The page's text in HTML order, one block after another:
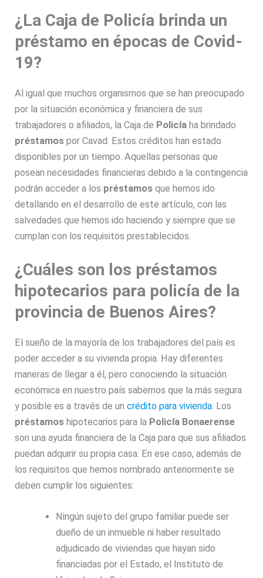
¿La Caja de Policía brinda un
préstamo en épocas de Covid-
19?
Al igual que muchos organismos que se han preocupado
por la situación económica y financiera de sus
trabajadores o afiliados, la Caja de Policía ha brindado
préstamospor Cavad. Estos créditos han estado
disponibles por un tiempo. Aquellas personas que
posean necesidades financieras debido a la contingencia
podrán acceder a los préstamosque hemos ido
detallando en el desarrollo de este artículo, con las
salvedades que hemos ido haciendo y siempre que se
cumplan con los requisitos prestablecidos.
¿Cuáles son los préstamos
hipotecarios para policía de la
provincia de Buenos Aires?
El sueño de la mayoría de los trabajadores del país es
poder acceder a su vivienda propia. Hay diferentes
maneras de llegar a él, pero conociendo la situación
económica en nuestro país sabemos que la más segura
y posible es a través de uncrédito para vivienda. Los
préstamoshipotecarios para la Policía Bonaerense
son una ayuda financiera de la Caja para que sus afiliados
puedan adquirir su propia casa. En ese caso, además de
los requisitos que hemos nombrado anteriormente se
deben cumplir los siguientes:
Ningún sujeto del grupo familiar puede ser
dueño de un inmueble ni haber resultado
adjudicado de viviendas que hayan sido
financiadas por el Estado, el Instituto de